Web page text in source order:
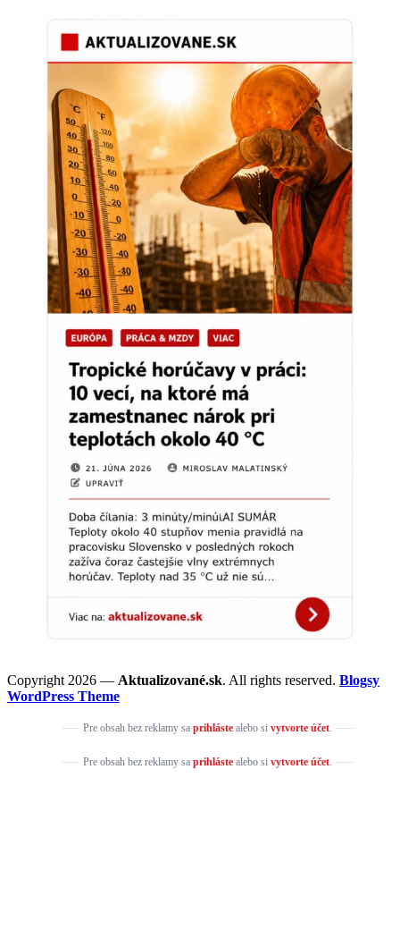
Copyright 2026 — Aktualizované.sk. All rights reserved. Blogsy
WordPress Theme
Pre obsah bez reklamy sa prihlástealebo si vytvorte účet.